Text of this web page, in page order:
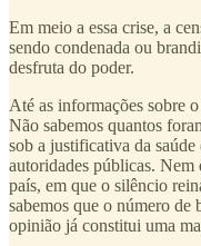
Em meio a essa crise, a
sendo condenada ou
desfruta do poder.
Até as informações sobre
Não sabemos quantos
sob a justificativa da
autoridades públicas. Nem
país, em que o silêncio
sabemos que o número de
opinião já constitui uma